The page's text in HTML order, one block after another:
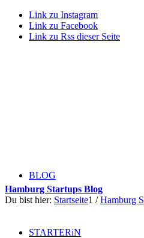
Link zu Instagram
Link zu Facebook
Link zu Rss dieser Seite
BLOG
STARTERiN
Hamburg Startups Blog
Du bist hier: Startseite1 / Hamburg